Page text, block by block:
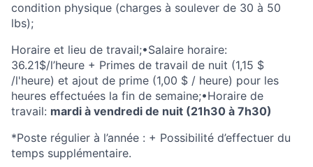
condition physique (charges à soulever de 30 à 50
lbs);
Horaire et lieu de travail;•Salaire horaire:
36.21$/l’heure + Primes de travail de nuit (1,15 $
/l'heure) et ajout de prime (1,00 $ / heure) pour les
heures effectuées la fin de semaine;•Horaire de
travail: mardi à vendredi de nuit (21h30 à 7h30)
*Poste régulier à l’année : + Possibilité d’effectuer du
temps supplémentaire.